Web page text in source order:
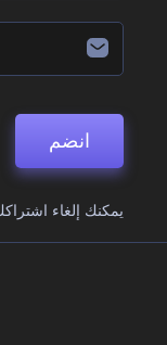
انضم
يمكنك إلغاء